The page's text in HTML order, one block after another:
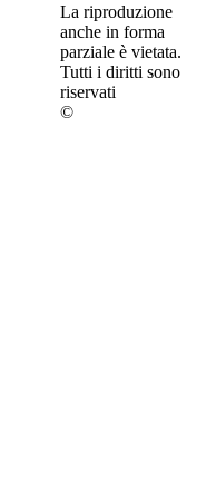
La riproduzione
anche in forma
parziale è vietata.
Tutti i diritti sono
riservati
©